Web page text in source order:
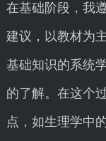
在基础阶段，我
建议，以教材为
基础知识的系统
的了解。在这个
点，如生理学中